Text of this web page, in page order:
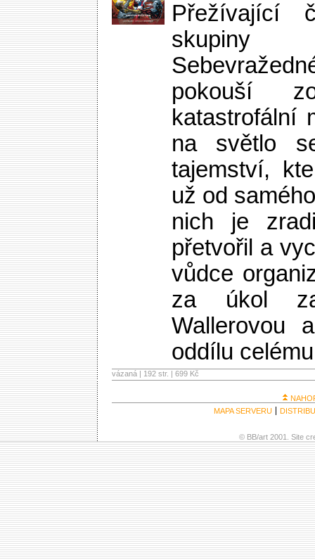
Přežívající
pokouší
katastrofální
na světlo
tajemství,
už od
nich je
přetvořil a
vůdce
za úkol
Wallerovou
oddílu
vázaná | 192 str. | 699 Kč
MAPA SERVERU
© BB/art 2001. Site